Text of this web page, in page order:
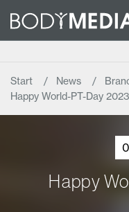
Start News
Happy World-PT-Day
Happy